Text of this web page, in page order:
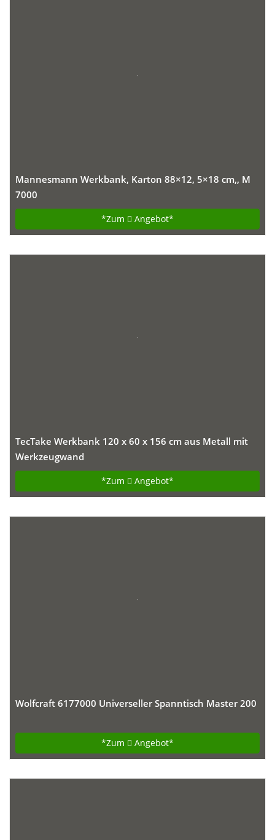
Mannesmann Werkbank, Karton 88×12, 5×18 cm,, M
7000
*Zum Angebot*
TecTake Werkbank 120 x 60 x 156 cm aus Metall mit
Werkzeugwand
*Zum Angebot*
Wolfcraft 6177000 Universeller Spanntisch Master 200
*Zum Angebot*